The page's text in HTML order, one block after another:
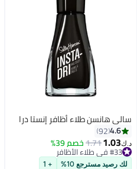
11
سالي هانسن طلاء أظافر إنستا درا
4.6
92
د.ك‏1.03
1.71خصم 39%
#33 في طلاء الأظافر
#33 في طلاء الأظافر
لك رصيد مسترجع 10% + 1